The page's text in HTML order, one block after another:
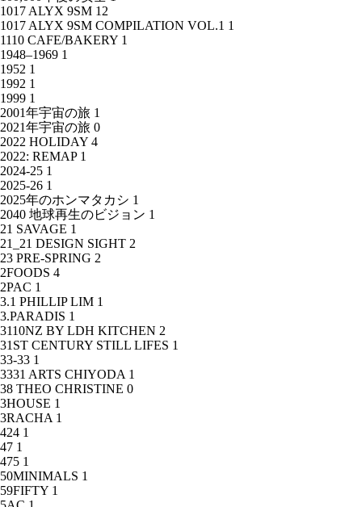
1017 ALYX 9SM 12
1017 ALYX 9SM COMPILATION VOL.1 1
1110 CAFE/BAKERY 1
1948–1969 1
1952 1
1992 1
1999 1
2001年宇宙の旅 1
2021年宇宙の旅 0
2022 HOLIDAY 4
2022: REMAP 1
2024-25 1
2025-26 1
2025年のホンマタカシ 1
2040 地球再生のビジョン 1
21 SAVAGE 1
21_21 DESIGN SIGHT 2
23 PRE-SPRING 2
2FOODS 4
2PAC 1
3.1 PHILLIP LIM 1
3.PARADIS 1
3110NZ BY LDH KITCHEN 2
31ST CENTURY STILL LIFES 1
33-33 1
3331 ARTS CHIYODA 1
38 THEO CHRISTINE 0
3HOUSE 1
3RACHA 1
424 1
47 1
475 1
50MINIMALS 1
59FIFTY 1